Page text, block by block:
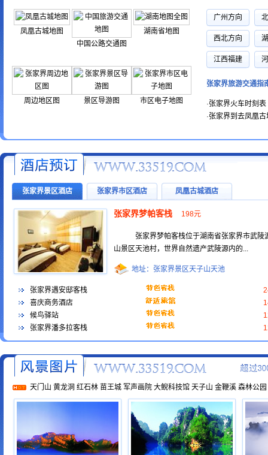
凤凰古城地图
中国公路交通图
湖南省地图
周边地区图 景区导游图 市区电子地图
广州方向
西北方向
江西福建
张家界旅游交通指
·张家界火车时刻
·张家界到去凤凰
张家界景区酒店 张家界市区酒店 凤凰古城酒店
张家界梦帕客栈 198元
张家界梦帕客栈位于湖南省张家界市武陵
山景区天池村，世界自然遗产武陵源内的...
地址：张家界景区天子山天池
张家界遇安邸客栈
喜庆商务酒店
候鸟驿站
张家界潘多拉客栈
天门山 黄龙洞 红石林 苗王城 军声画院 大鲵科技馆 天子山 金鞭溪 森林公园